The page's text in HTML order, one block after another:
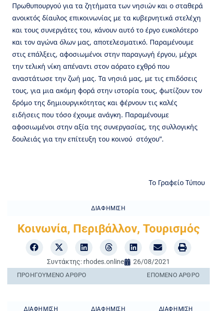
Πρωθυπουργού για τα ζητήματα των νησιών και ο σταθερά
ανοικτός δίαυλος επικοινωνίας με τα κυβερνητικά στελέχη
και τους συνεργάτες του, κάνουν αυτό το έργο ευκολότερο
και τον αγώνα όλων μας, αποτελεσματικό. Παραμένουμε
στις επάλξεις, αφοσιωμένοι στην παραγωγή έργου, μέχρι
την τελική νίκη απέναντι στον αόρατο εχθρό που
αναστάτωσε την ζωή μας. Τα νησιά μας, με τις επιδόσεις
τους, για μια ακόμη φορά στην ιστορία τους, φωτίζουν τον
δρόμο της δημιουργικότητας και φέρνουν τις καλές
ειδήσεις που τόσο έχουμε ανάγκη. Παραμένουμε
αφοσιωμένοι στην αξία της συνεργασίας, της συλλογικής
δουλειάς για την επίτευξη του κοινού στόχου”.
Το Γραφείο Τύπου
ΔΙΑΦΉΜΙΣΗ
Κοινωνία, Περιβάλλον, Τουρισμός
Συντάκτης: rhodes.online 26/08/2021
ΠΡΟΗΓΟΎΜΕΝO ΆΡΘΡΟ ΕΠΌΜΕΝΟ ΆΡΘΡΟ
ΔΙΑΦΉΜΙΣΗ ΔΙΑΦΉΜΙΣΗ ΔΙΑΦΉΜΙΣΗ